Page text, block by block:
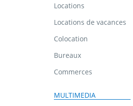
Locations
Locations de vacances
Colocation
Bureaux
Commerces
MULTIMEDIA